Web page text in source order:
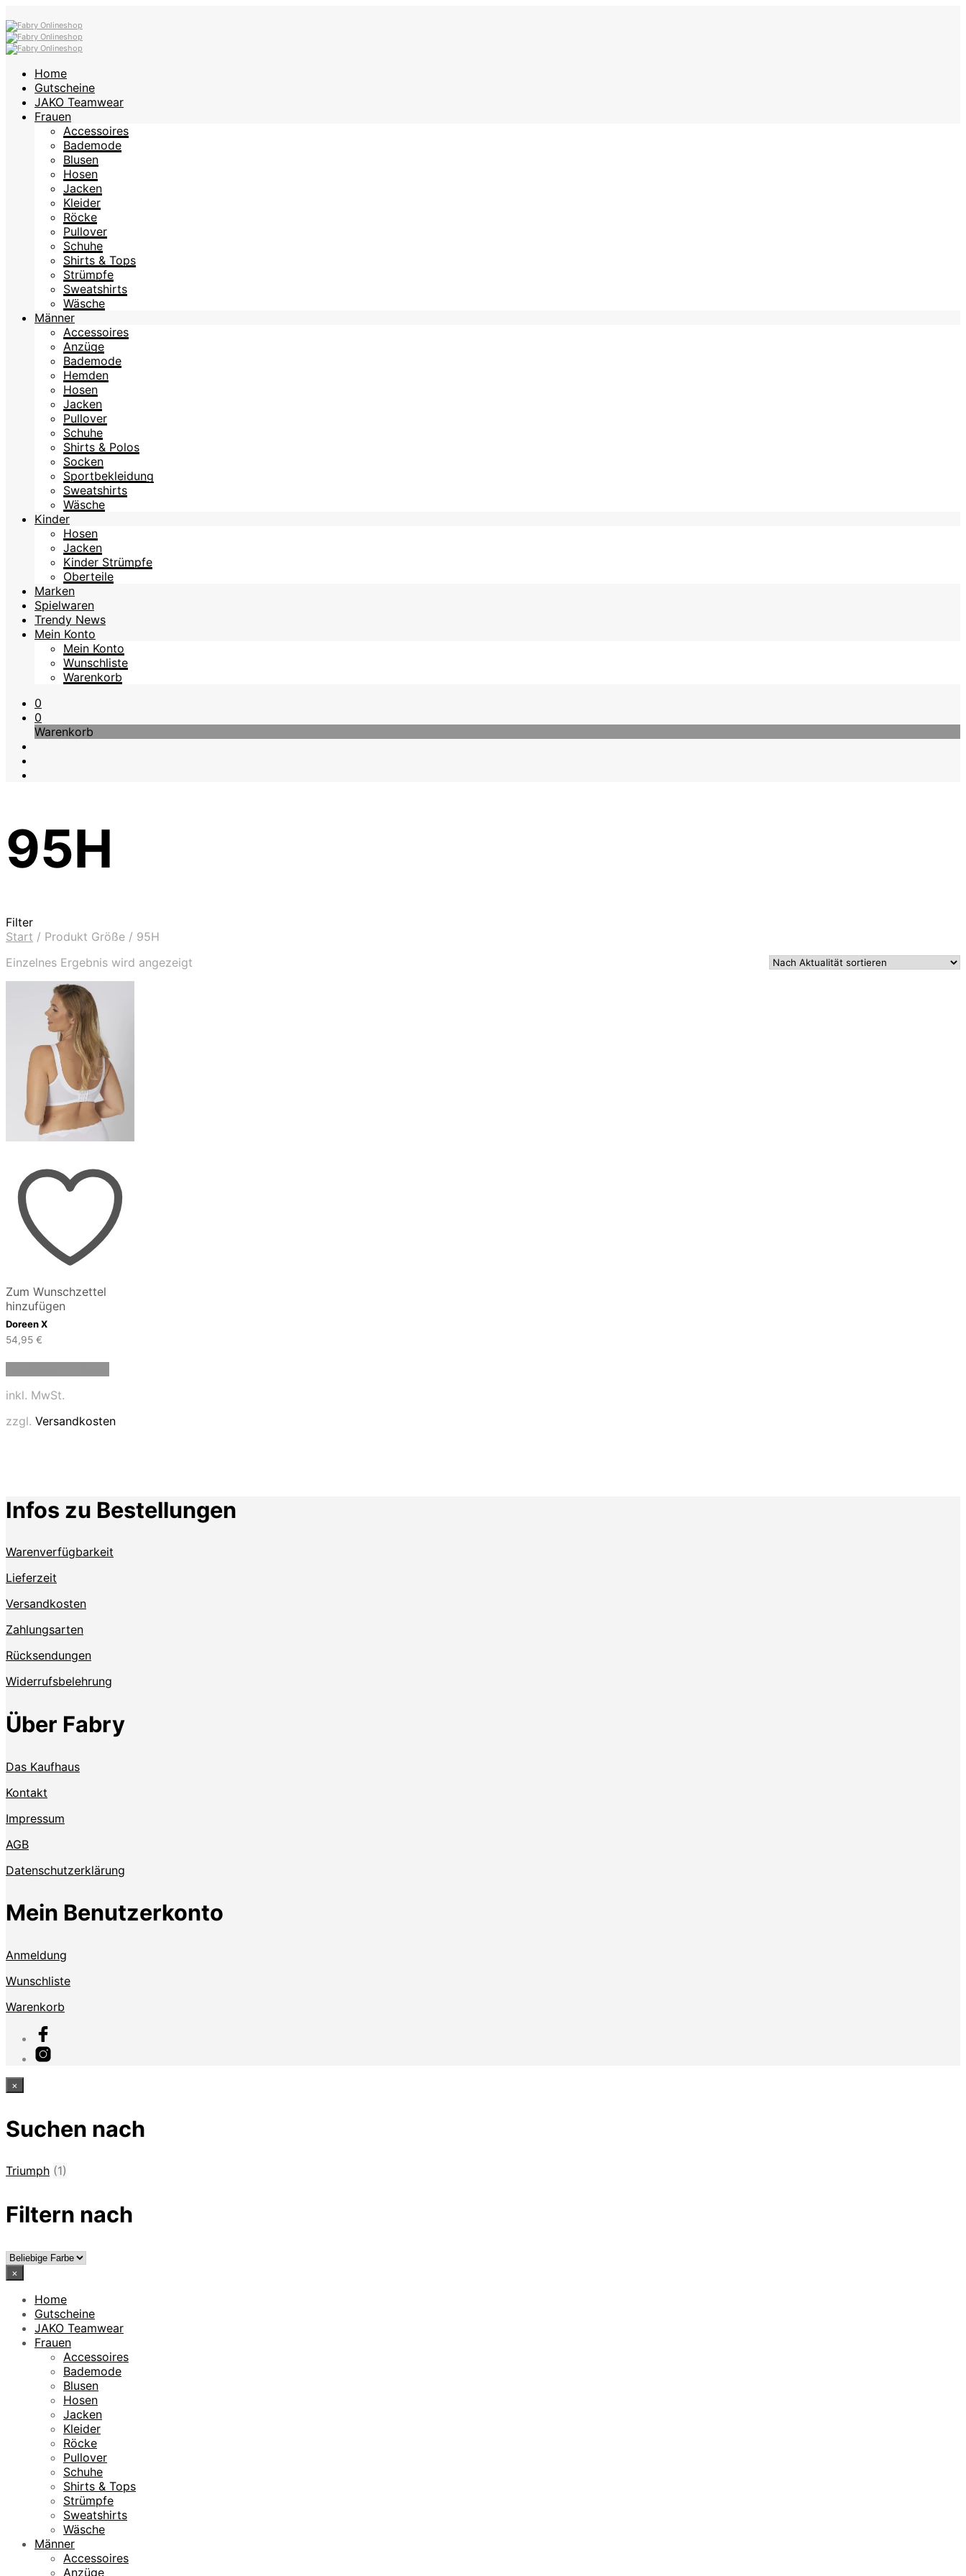
Home
Gutscheine
JAKO Teamwear
Frauen
Accessoires
Bademode
Blusen
Hosen
Jacken
Kleider
Röcke
Pullover
Schuhe
Shirts & Tops
Strümpfe
Sweatshirts
Wäsche
Männer
Accessoires
Anzüge
Bademode
Hemden
Hosen
Jacken
Pullover
Schuhe
Shirts & Polos
Socken
Sportbekleidung
Sweatshirts
Wäsche
Kinder
Hosen
Jacken
Kinder Strümpfe
Oberteile
Marken
Spielwaren
Trendy News
Mein Konto
Mein Konto
Wunschliste
Warenkorb
0
0
Warenkorb
95H
Filter
Start / Produkt Größe / 95H
Einzelnes Ergebnis wird angezeigt
Zum Wunschzettel
hinzufügen
Doreen X
54,95 €
auf.
der
Produktseite
inkl. MwSt.
zzgl. Versandkosten
Infos zu Bestellungen
Warenverfügbarkeit
Lieferzeit
Versandkosten
Zahlungsarten
Rücksendungen
Widerrufsbelehrung
Über Fabry
Das Kaufhaus
Kontakt
Impressum
AGB
Datenschutzerklärung
Mein Benutzerkonto
Anmeldung
Wunschliste
Warenkorb
×
Suchen nach
Triumph (1)
Filtern nach
×
Home
Gutscheine
JAKO Teamwear
Frauen
Accessoires
Bademode
Blusen
Hosen
Jacken
Kleider
Röcke
Pullover
Schuhe
Shirts & Tops
Strümpfe
Sweatshirts
Wäsche
Männer
Accessoires
Anzüge